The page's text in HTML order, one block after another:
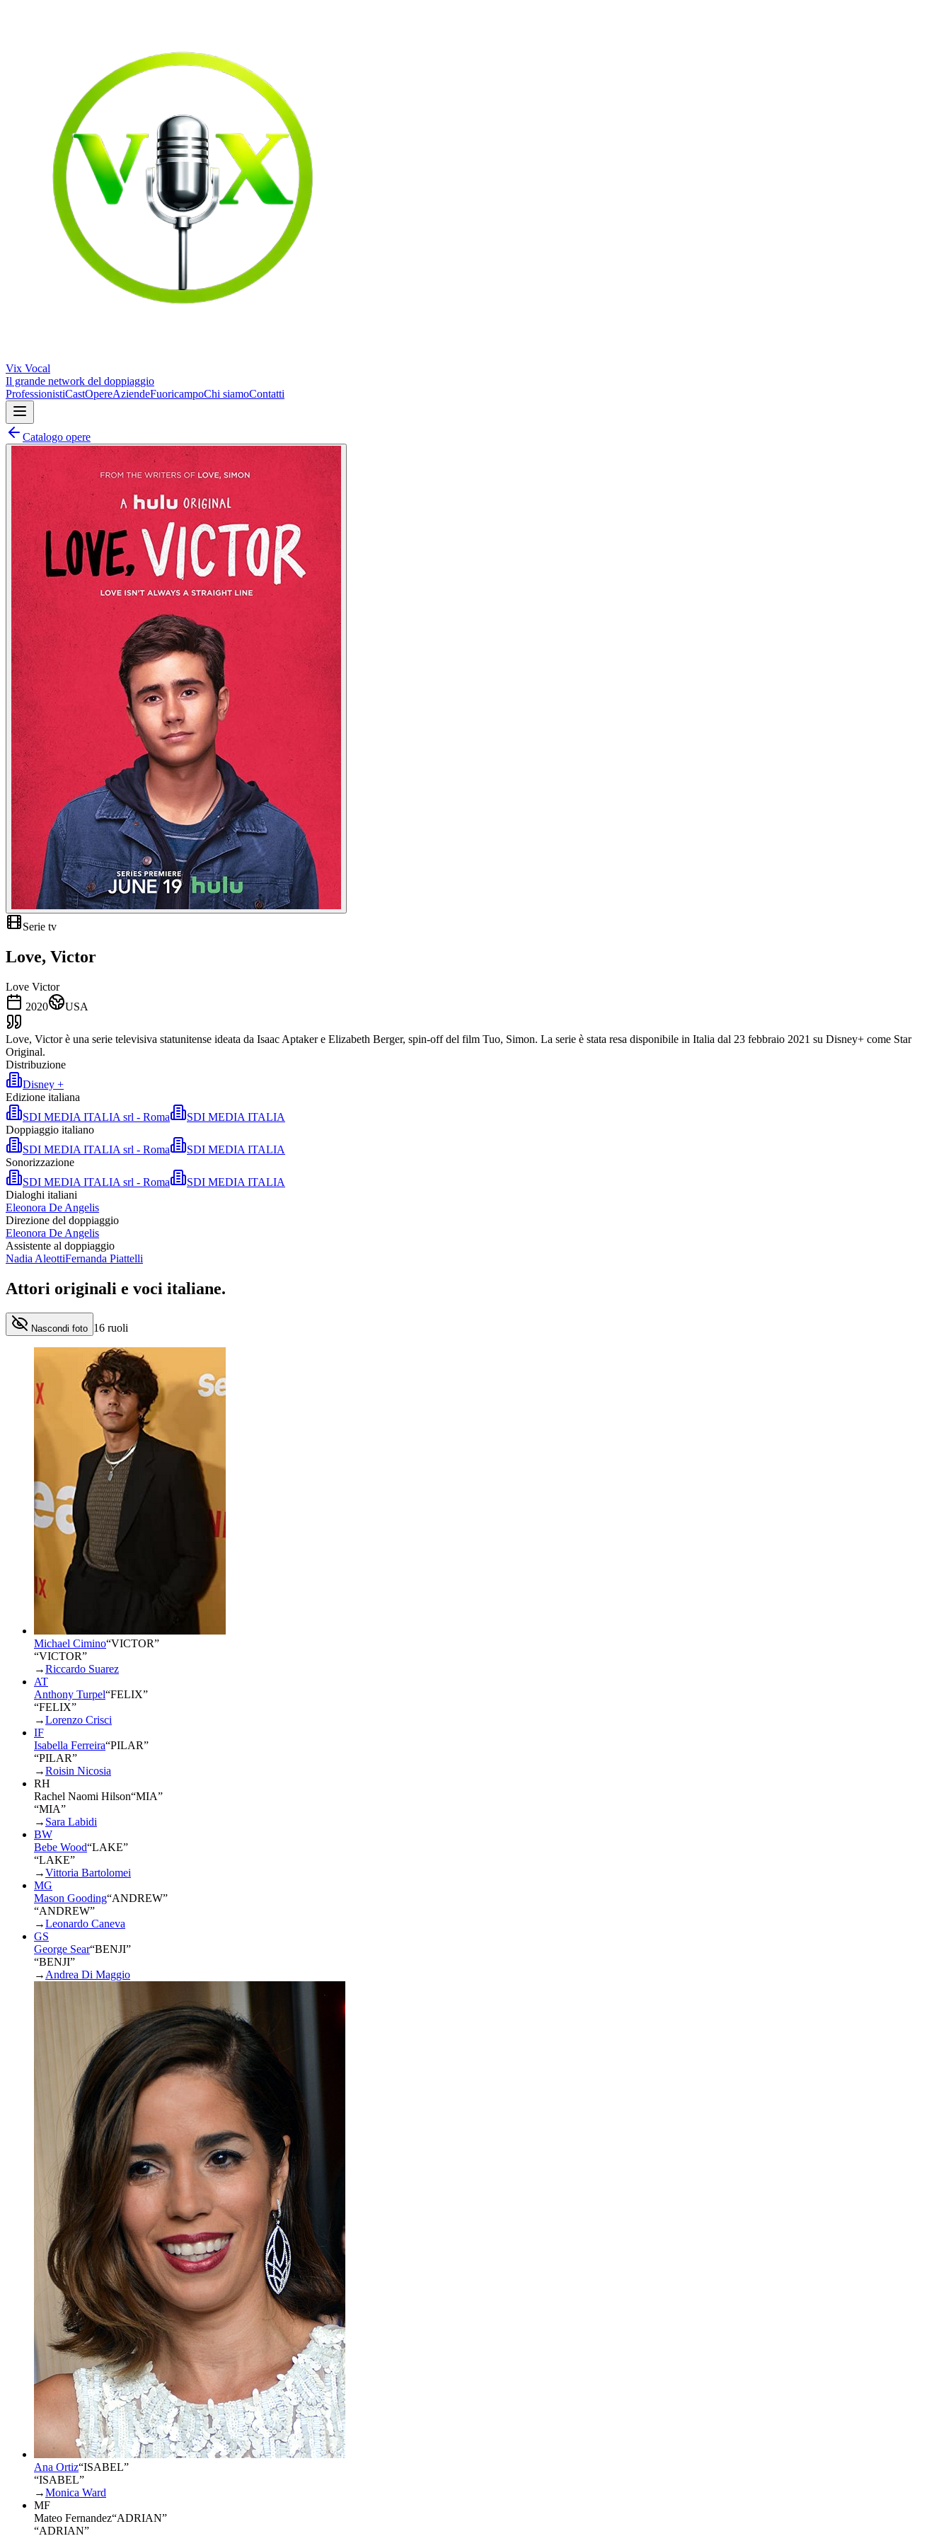
Vix Vocal
Il grande network del doppiaggio
ProfessionistiCastOpereAziendeFuoricampoChi siamoContatti
Catalogo opere
Serie tv
Love, Victor
Love Victor
2020
USA
Love, Victor è una serie televisiva statunitense ideata da Isaac Aptaker e Elizabeth Berger, spin-off del film Tuo, Simon. La serie è stata resa disponibile in Italia dal 23 febbraio 2021 su Disney+ come Star
Original.
Distribuzione
Disney +
Edizione italiana
SDI MEDIA ITALIA srl - Roma
SDI MEDIA ITALIA
Doppiaggio italiano
SDI MEDIA ITALIA srl - Roma
SDI MEDIA ITALIA
Sonorizzazione
SDI MEDIA ITALIA srl - Roma
SDI MEDIA ITALIA
Dialoghi italiani
Eleonora De Angelis
Direzione del doppiaggio
Eleonora De Angelis
Assistente al doppiaggio
Nadia AleottiFernanda Piattelli
Attori originali e voci italiane.
Nascondi foto 16 ruoli
Michael Cimino“VICTOR”
“VICTOR”
→Riccardo Suarez
AT
Anthony Turpel“FELIX”
“FELIX”
→Lorenzo Crisci
IF
Isabella Ferreira“PILAR”
“PILAR”
→Roisin Nicosia
RH
Rachel Naomi Hilson“MIA”
“MIA”
→ Sara Labidi
BW
Bebe Wood“LAKE”
“LAKE”
→Vittoria Bartolomei
MG
Mason Gooding“ANDREW”
“ANDREW”
→Leonardo Caneva
GS
George Sear“BENJI”
“BENJI”
→ Andrea Di Maggio
Ana Ortiz“ISABEL”
“ISABEL”
→Monica Ward
MF
Mateo Fernandez“ADRIAN”
“ADRIAN”